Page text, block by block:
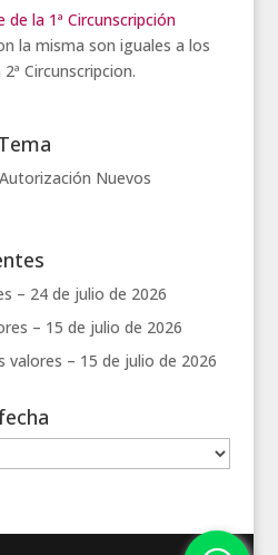
la 1ª Circunscripción
la misma son iguales a los
Circunscripcion.
Nuevos
– 24 de julio de 2026
– 15 de julio de 2026
valores – 15 de julio de 2026